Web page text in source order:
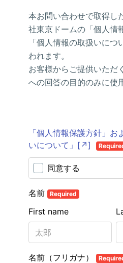
本お問い合わせで取得し
社東京ドームの「個人情
「個人情報の取扱いに
われます。
お客様からご提供いただ
への回答の目的のみに使
「個人情報保護方針」
いについて」[↗]
同意する
名前 Required
First name
名前（フリガナ）